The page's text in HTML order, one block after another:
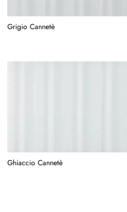
Grigio Cannetè
Ghiaccio Cannetè